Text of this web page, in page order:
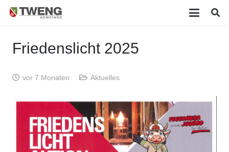
Friedenslicht 2025
vor 7 Monaten Aktuelles